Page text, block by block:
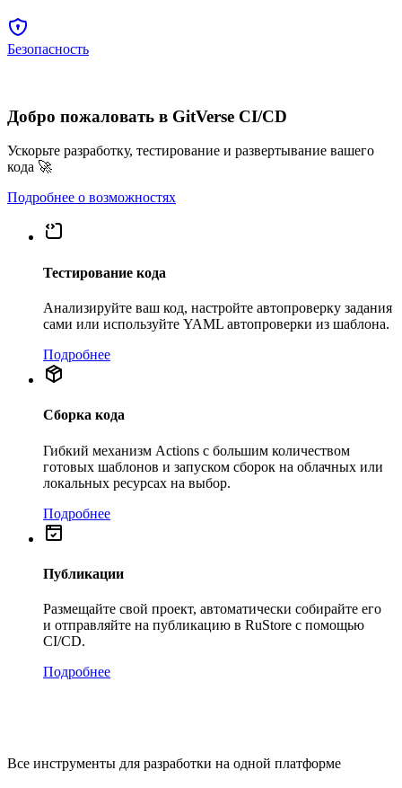
Безопасность
Добро пожаловать в GitVerse CI/CD
Ускорьте разработку, тестирование и развертывание вашего
кода 🚀
Подробнее о возможностях
Тестирование кода
Анализируйте ваш код, настройте автопроверку задания
сами или используйте YAML автопроверки из шаблона.
Подробнее
Сборка кода
Гибкий механизм Actions с большим количеством
готовых шаблонов и запуском сборок на облачных или
локальных ресурсах на выбор.
Подробнее
Публикации
Размещайте свой проект, автоматически собирайте его
и отправляйте на публикацию в RuStore с помощью
CI/CD.
Подробнее
Все инструменты для разработки на одной платформе